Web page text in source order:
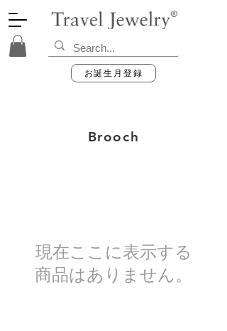
お誕生月登録
Brooch
現在ここに表示する
商品はありません。